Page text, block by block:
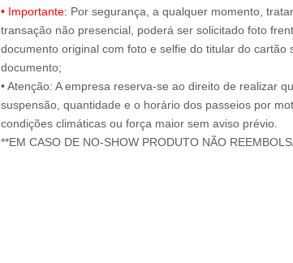
• Importante: Por segurança, a qualquer momento,
transação não presencial, poderá ser solicitado foto
documento original com foto e selfie do titular do cartão
documento;
• Atenção: A empresa reserva-se ao direito de realizar
suspensão, quantidade e o horário dos passeios por
condições climáticas ou força maior sem aviso prévio.